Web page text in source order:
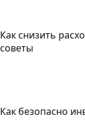
Как снизить
советы
Как безопасно